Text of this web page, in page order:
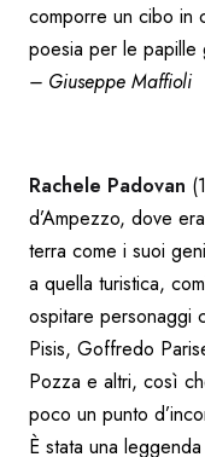
comporre un cibo in
poesia per le papille
– Giuseppe Maffioli
Rachele Padovan
d’Ampezzo, dove
terra come i suoi
a quella turistica,
ospitare personaggi
Pisis, Goffredo
Pozza e altri, così
poco un punto
È stata una